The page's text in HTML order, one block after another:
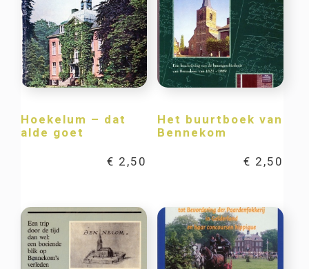
Hoekelum – dat
alde goet
€ 2,50
Het buurtboek van
Bennekom
€ 2,50